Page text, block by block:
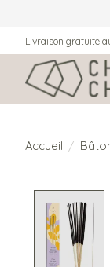
Livraison gratuite
Accueil /